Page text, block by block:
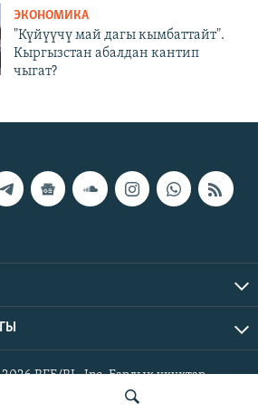
ЭКОНОМИКА
"Күйүүчү май дагы кымбаттайт".
Кыргызстан абалдан кантип
чыгат?
RFE/RL, Inc. Бардык укуктар